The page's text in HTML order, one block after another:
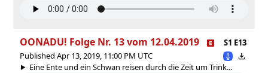
OONADU! Folge Nr. 13 vom 12.04.2019
S1 E13
Published Apr 13, 2019, 11:00 PM UTC
Eine Ente und ein Schwan reisen durch die Zeit um Trink...